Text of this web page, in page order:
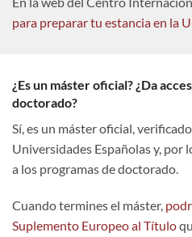
para preparar tu estancia en la
¿Es un máster oficial? ¿Da
doctorado?
Sí, es un máster oficial,
Universidades Españolas y, por
a los programas de doctorado.
Cuando termines el máster,
Suplemento Europeo al Título